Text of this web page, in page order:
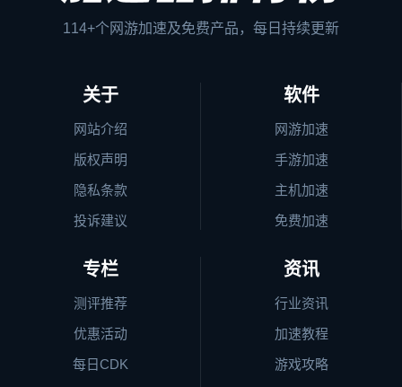
114+个网游加速及免费产品，每日持续更新
关于
网站介绍
版权声明
隐私条款
投诉建议
软件
网游加速
手游加速
主机加速
免费加速
专栏
测评推荐
优惠活动
每日CDK
资讯
行业资讯
加速教程
游戏攻略